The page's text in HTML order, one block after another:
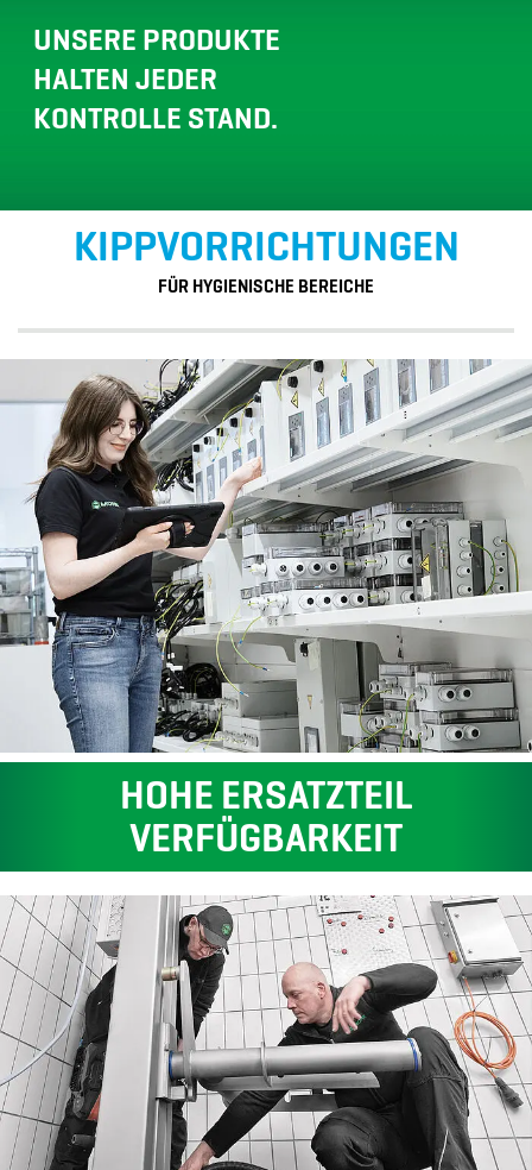
UNSERE PRODUKTE
HALTEN JEDER
KONTROLLE STAND.
KIPPVORRICHTUNGEN
FÜR HYGIENISCHE BEREICHE
HOHE ERSATZTEIL
VERFÜGBARKEIT